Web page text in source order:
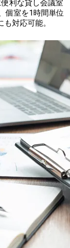
利な貸し会議室
個室を1時間単位
対応可能。